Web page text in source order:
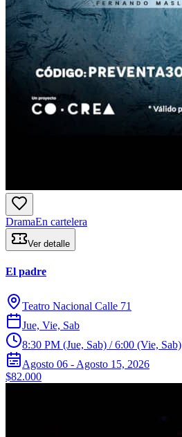
DramaEn cartelera
Ver detalle
El padre
Teatro Nacional Calle 71
Jue, Vie, Sab
8:30 PM (Jue, Sab) / 6:00 (Vie, Sab)
Agosto 06 - Agosto 15, 2026
$82.000